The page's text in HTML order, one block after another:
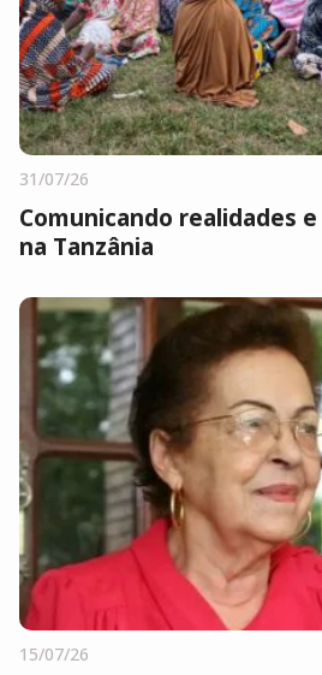
31/07/26
Comunicando realidades
na Tanzânia
15/07/26